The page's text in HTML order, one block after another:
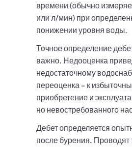
времени (обычно
или л/мин) при
понижении уровня воды.
Точное определение
важно. Недооценка
недостаточному
переоценка – к
приобретение и
но невостребованного
Дебет определяется
после бурения. Проводят